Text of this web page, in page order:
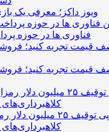
ویوز داکز؛ معرفی یک
فناوری ها در حوزه
قیمت تجربه کنید؛
آمریکا در پی توقیف ۲۵